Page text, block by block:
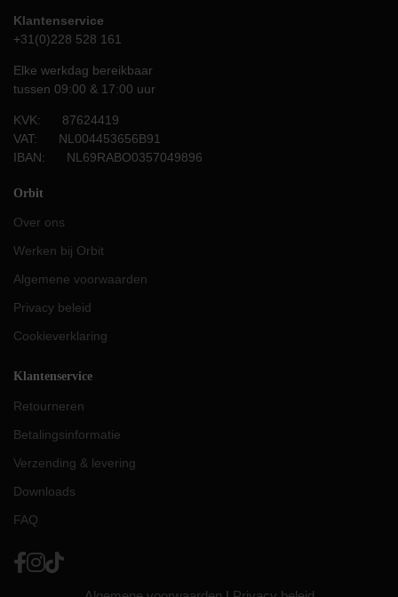
Klantenservice
+31(0)228 528 161
Elke werkdag bereikbaar
tussen 09:00 & 17:00 uur
KVK: 87624419
VAT: NL004453656B91
IBAN: NL69RABO0357049896
Orbit
Over ons
Werken bij Orbit
Algemene voorwaarden
Privacy beleid
Cookieverklaring
Klantenservice
Retourneren
Betalingsinformatie
Verzending & levering
Downloads
FAQ